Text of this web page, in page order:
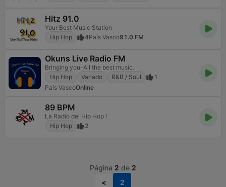
Hitz 91.0
Your Best Music Station
Hip Hop
4País Vasco91.0 FM
Okuns Live Radio FM
Bringing you-All the best music.
Hip Hop
Variado R&B / Soul
1
País VascoOnline
89 BPM
La Radio del Hip Hop !
Hip Hop
2
Página 2 de 2
<
2